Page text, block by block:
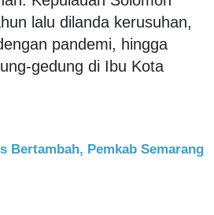
lalu dilanda kerusuhan,
pandemi, hingga
gedung di Ibu Kota
Bertambah, Pemkab Semarang